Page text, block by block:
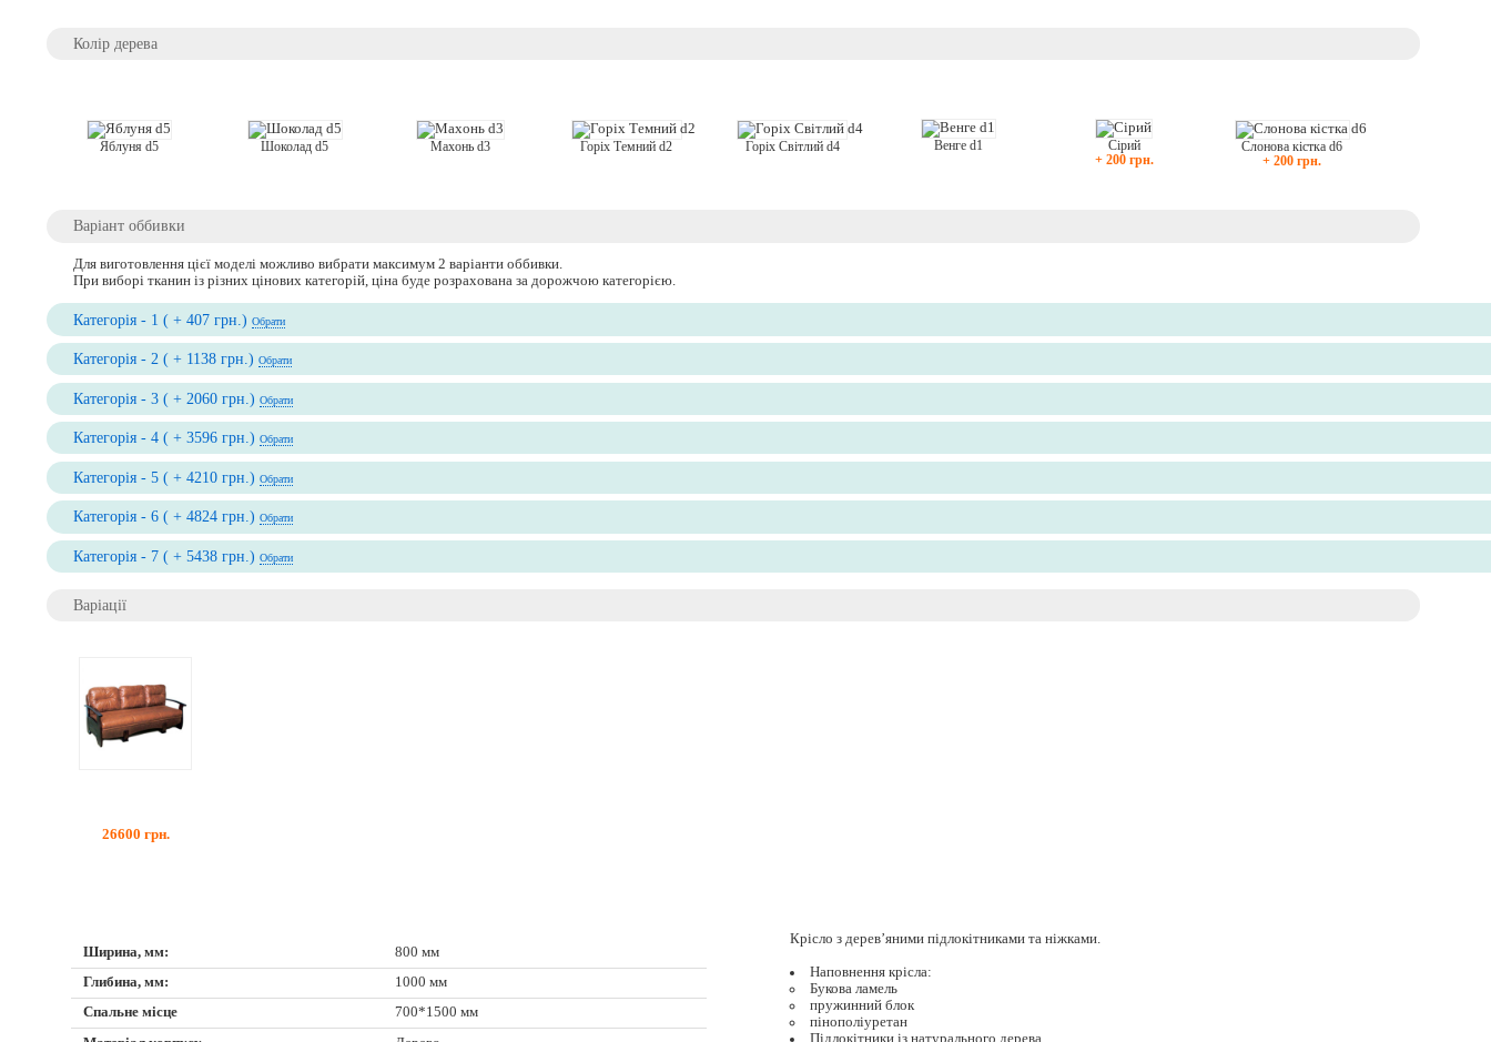
Колір дерева
Яблуня d5 Шоколад d5 Махонь d3 Горіх Темний d2 Горіх Світлий d4 Венге d1
Сірий
+ 200 грн.
Слонова кістка d6
+ 200 грн.
Варіант оббивки
Для виготовлення цієї моделі можливо вибрати максимум 2 варіанти оббивки.
При виборі тканин із різних цінових категорій, ціна буде розрахована за дорожчою категорією.
Категорія - 1 ( + 407 грн.)Обрати
Категорія - 2 ( + 1138 грн.)Обрати
Категорія - 3 ( + 2060 грн.)Обрати
Категорія - 4 ( + 3596 грн.)Обрати
Категорія - 5 ( + 4210 грн.)Обрати
Категорія - 6 ( + 4824 грн.)Обрати
Категорія - 7 ( + 5438 грн.)Обрати
Варіації
26600 грн.
Ширина, мм:
800 мм
Глибина, мм:
1000 мм
Спальне місце
700*1500 мм
Крісло з дерев’яними підлокітниками та ніжками.
Наповнення крісла:
Букова ламель
пружинний блок
пінополіуретан